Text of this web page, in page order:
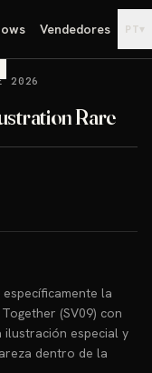
Vendedores PT▾
2026
Rare
la
(SV09) con
ilustración especial y
dentro de la